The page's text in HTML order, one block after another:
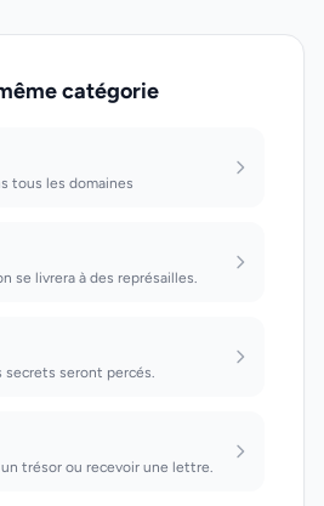
catégorie
tous les domaines
se livrera à des représailles.
secrets seront percés.
un trésor ou recevoir une lettre.